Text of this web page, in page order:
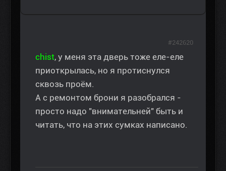
chist, у меня эта дверь тоже еле-еле
приоткрылась, но я протиснулся
сквозь проём.
А с ремонтом брони я разобрался -
просто надо "внимательней" быть и
читать, что на этих сумках написано.
#242620